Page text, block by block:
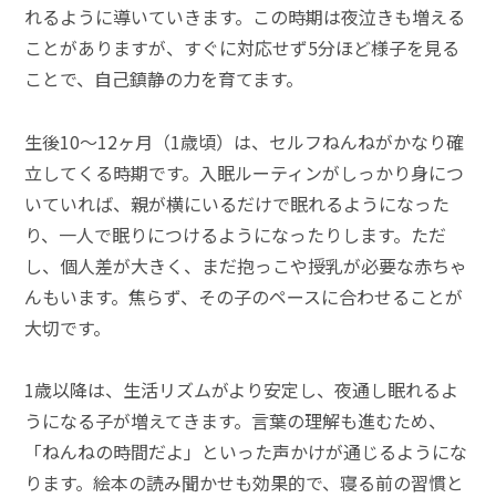
れるように導いていきます。この時期は夜泣きも増える
ことがありますが、すぐに対応せず5分ほど様子を見る
ことで、自己鎮静の力を育てます。
生後10～12ヶ月（1歳頃）は、セルフねんねがかなり確
立してくる時期です。入眠ルーティンがしっかり身につ
いていれば、親が横にいるだけで眠れるようになった
り、一人で眠りにつけるようになったりします。ただ
し、個人差が大きく、まだ抱っこや授乳が必要な赤ちゃ
んもいます。焦らず、その子のペースに合わせることが
大切です。
1歳以降は、生活リズムがより安定し、夜通し眠れるよ
うになる子が増えてきます。言葉の理解も進むため、
「ねんねの時間だよ」といった声かけが通じるようにな
ります。絵本の読み聞かせも効果的で、寝る前の習慣と